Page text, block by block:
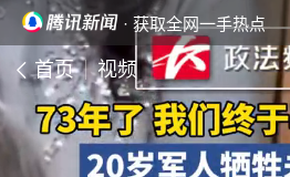
· 获取全网一手热点
首页 视频